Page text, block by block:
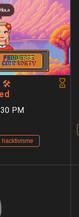
🛠️
PM
hacktivisme